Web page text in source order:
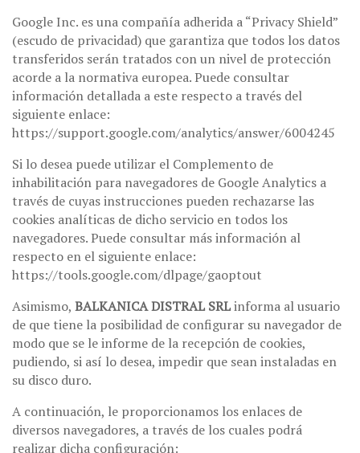
Google Inc. es una compañía adherida a “Privacy Shield”
(escudo de privacidad) que garantiza que todos los datos
transferidos serán tratados con un nivel de protección
acorde a la normativa europea. Puede consultar
información detallada a este respecto a través del
siguiente enlace:
https://support.google.com/analytics/answer/6004245
Si lo desea puede utilizar el Complemento de
inhabilitación para navegadores de Google Analytics a
través de cuyas instrucciones pueden rechazarse las
cookies analíticas de dicho servicio en todos los
navegadores. Puede consultar más información al
respecto en el siguiente enlace:
https://tools.google.com/dlpage/gaoptout
Asimismo, BALKANICA DISTRAL SRLinforma al usuario
de que tiene la posibilidad de configurar su navegador de
modo que se le informe de la recepción de cookies,
pudiendo, si así lo desea, impedir que sean instaladas en
su disco duro.
A continuación, le proporcionamos los enlaces de
diversos navegadores, a través de los cuales podrá
realizar dicha configuración: